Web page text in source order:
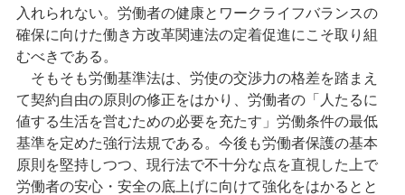
入れられない。労働者の健康とワークライフバランスの
確保に向けた働き方改革関連法の定着促進にこそ取り組
むべきである。
そもそも労働基準法は、労使の交渉力の格差を踏まえ
て契約自由の原則の修正をはかり、労働者の「人たるに
値する生活を営むための必要を充たす」労働条件の最低
基準を定めた強行法規である。今後も労働者保護の基本
原則を堅持しつつ、現行法で不十分な点を直視した上で
労働者の安心・安全の底上げに向けて強化をはかるとと